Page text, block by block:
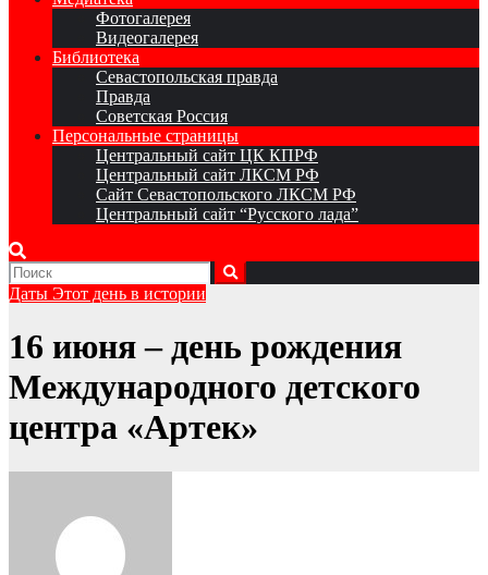
Фотогалерея
Видеогалерея
Библиотека
Севастопольская правда
Правда
Советская Россия
Персональные страницы
Центральный сайт ЦК КПРФ
Центральный сайт ЛКСМ РФ
Сайт Севастопольского ЛКСМ РФ
Центральный сайт “Русского лада”
Даты Этот день в истории
16 июня – день рождения
Международного детского
центра «Артек»